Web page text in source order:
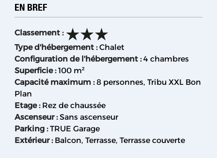
EN BREF
Classement :
Type d'hébergement : Chalet
Configuration de l'hébergement : 4 chambres
Superficie: 100 m²
Capacité maximum : 8 personnes Tribu XXL Bon
Plan
Etage: Rez de chaussée
Ascenseur: Sans ascenseur
Parking : TRUE Garage
Extérieur: Balcon Terrasse Terrasse couverte